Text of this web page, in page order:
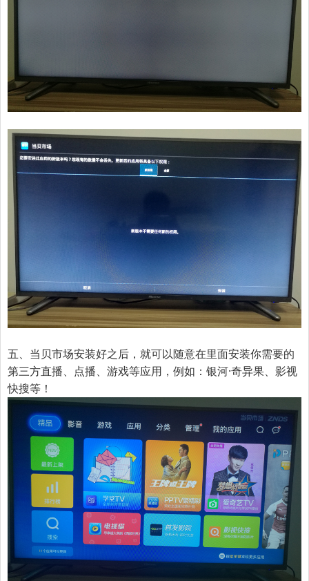
五、当贝市场安装好之后，就可以随意在里面安装你需要的
第三方直播、点播、游戏等应用，例如：银河·奇异果、影视
快搜等！